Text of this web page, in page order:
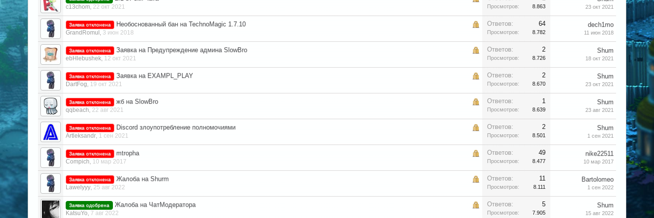
c13chom 22 окт 2021 Просмотров: 8.863 23 окт 2021
Заявка отклонена Необоснованный бан на TechnoMagic 1.7.10
GrandRomul 3 июн 2018
Ответов: 64
Просмотров: 8.782
dech1mo
11 июн 2018
Заявка отклонена Заявка на Предупреждение админа SlowBro
ebHlebushek 12 окт 2021
Ответов: 2
Просмотров: 8.726
Shum
18 окт 2021
Заявка отклонена Заявка на EXAMPL_PLAY
DartFog 19 окт 2021
Ответов: 2
Просмотров: 8.670
Shum
23 окт 2021
Заявка отклонена жб на SlowBro
qqbeach 22 авг 2021
Ответов: 1
Просмотров: 8.639
Shum
23 авг 2021
Заявка отклонена Discord злоупотребление полномочиями
Artleksandr 1 сен 2021
Ответов: 2
Просмотров: 8.501
Shum
1 сен 2021
Заявка отклонена mtropha
Compich 10 мар 2017
Ответов: 49
Просмотров: 8.477
nike22511
10 мар 2017
Заявка отклонена Жалоба на Shurm
Lawelyyy 25 авг 2022
Ответов: 11
Просмотров: 8.111
Bartolomeo
1 сен 2022
Заявка одобрена Жалоба на ЧатМодератора
KatsuYo 7 авг 2022
Ответов: 5
Просмотров: 7.905
Shum
15 авг 2022